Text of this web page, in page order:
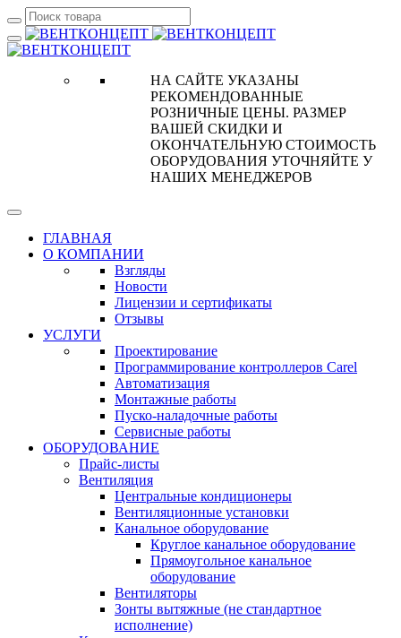
НА САЙТЕ УКАЗАНЫ
РЕКОМЕНДОВАННЫЕ
РОЗНИЧНЫЕ ЦЕНЫ. РАЗМЕР
ВАШЕЙ СКИДКИ И
ОКОНЧАТЕЛЬНУЮ СТОИМОСТЬ
ОБОРУДОВАНИЯ УТОЧНЯЙТЕ У
НАШИХ МЕНЕДЖЕРОВ
ГЛАВНАЯ
О КОМПАНИИ
Взгляды
Новости
Лицензии и сертификаты
Отзывы
УСЛУГИ
Проектирование
Программирование контроллеров Carel
Автоматизация
Монтажные работы
Пуско-наладочные работы
Сервисные работы
ОБОРУДОВАНИЕ
Прайс-листы
Вентиляция
Центральные кондиционеры
Вентиляционные установки
Канальное оборудование
Круглое канальное оборудование
Прямоугольное канальное
оборудование
Вентиляторы
Зонты вытяжные (не стандартное
исполнение)